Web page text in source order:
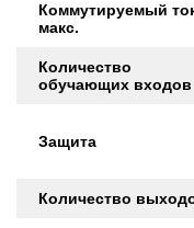
Коммутируемый
макс.
Количество
обучающих входов
Защита
Количество